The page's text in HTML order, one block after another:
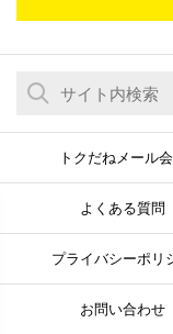
トクだねメール
よくある質問
プライバシーポリ
お問い合わせ